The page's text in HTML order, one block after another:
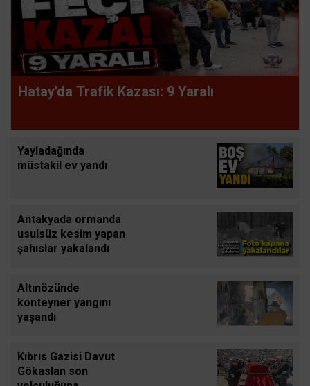
Hatay'da Trafik Kazası: 9 Yaralı
Yayladağında
müstakil ev yandı
Antakyada ormanda
usulsüz kesim yapan
şahıslar yakalandı
Altınözünde
konteyner yangını
yaşandı
Kıbrıs Gazisi Davut
Gökaslan son